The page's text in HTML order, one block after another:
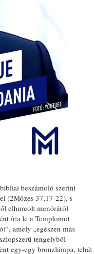
beszámoló szerint
(2Mózes 37,17-22), s
elhurcolt menóráról
írta le a Templomot
amely „egészen más
tengelyből
egy-egy bronzlámpa, tehát